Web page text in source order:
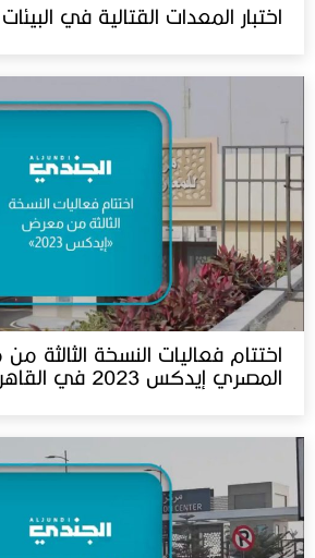
اختبار المعدات القتالية في
اختتام فعاليات النسخة الثالثة
المصري إيدكس 2023 في القاهرة